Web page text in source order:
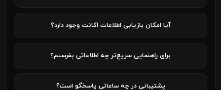
آیا امکان بازیابی اطلاعات اکانت وجود دارد؟
برای راهنمایی سریع‌تر چه اطلاعاتی بفرستم؟
پشتیبانی در چه ساعاتی پاسخگو است؟